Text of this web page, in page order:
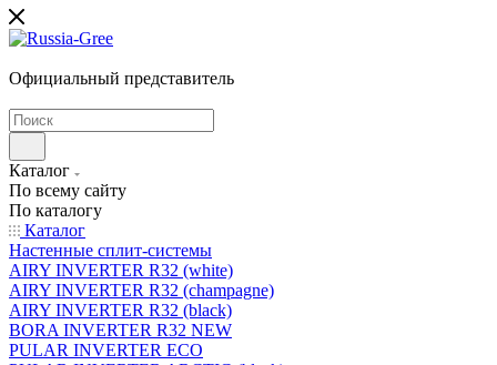
Официальный представитель
Каталог
По всему сайту
По каталогу
Каталог
Настенные сплит-системы
AIRY INVERTER R32 (white)
AIRY INVERTER R32 (champagne)
AIRY INVERTER R32 (black)
BORA INVERTER R32 NEW
PULAR INVERTER ECO